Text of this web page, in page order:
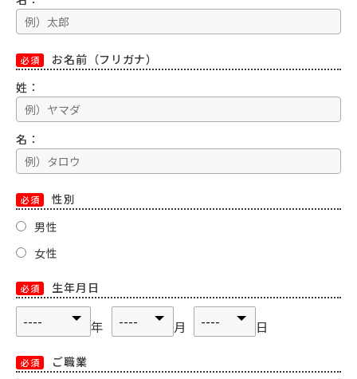
必須
お名前（フリガナ）
姓：
名：
必須
性別
男性
女性
必須 生年月日
年 月 日
必須 ご職業